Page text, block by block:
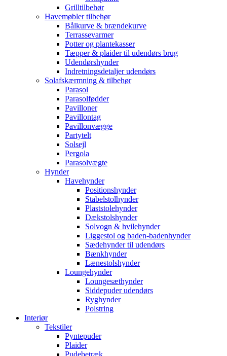
Grilltilbehør
Havemøbler tilbehør
Bålkurve & brændekurve
Terrassevarmer
Potter og plantekasser
Tæpper & plaider til udendørs brug
Udendørshynder
Indretningsdetaljer udendørs
Solafskærmning & tilbehør
Parasol
Parasolfødder
Pavilloner
Pavillontag
Pavillonvægge
Partytelt
Solsejl
Pergola
Parasolvægte
Hynder
Havehynder
Positionshynder
Stabelstolhynder
Plaststolehynder
Dækstolshynder
Solvogn & hvilehynder
Liggestol og baden-badenhynder
Sædehynder til udendørs
Bænkhynder
Lænestolshynder
Loungehynder
Loungesæthynder
Siddepuder udendørs
Ryghynder
Polstring
Interiør
Tekstiler
Pyntepuder
Plaider